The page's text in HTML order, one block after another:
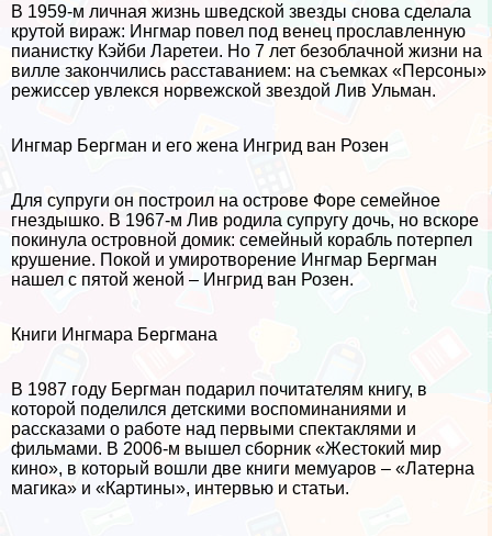
В 1959-м личная жизнь шведской звезды снова сделала
крутой вираж: Ингмар повел под венец прославленную
пианистку Кэйби Ларетеи. Но 7 лет безоблачной жизни на
вилле закончились расставанием: на съемках «Персоны»
режиссер увлекся норвежской звездой Лив Ульман.
Ингмар Бергман и его жена Ингрид ван Розен
Для супруги он построил на острове Форе семейное
гнездышко. В 1967-м Лив родила супругу дочь, но вскоре
покинула островной домик: семейный корабль потерпел
крушение. Покой и умиротворение Ингмар Бергман
нашел с пятой женой – Ингрид ван Розен.
Книги Ингмара Бергмана
В 1987 году Бергман подарил почитателям книгу, в
которой поделился детскими воспоминаниями и
рассказами о работе над первыми спектаклями и
фильмами. В 2006-м вышел сборник «Жестокий мир
кино», в который вошли две книги мемуаров – «Латерна
магика» и «Картины», интервью и статьи.